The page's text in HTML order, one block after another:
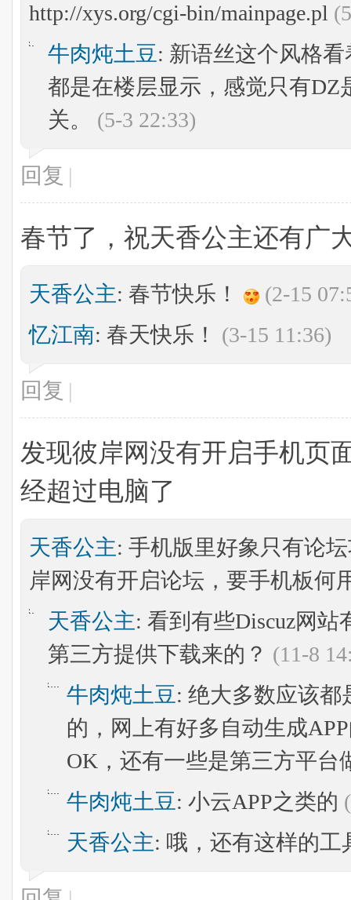
http://xys.org/cgi-bin/mainpage.pl
牛肉炖土豆: 新语丝这个风格
都是在楼层显示，感觉只有
关。 (5-3 22:33)
回复 |
春节了，祝天香公主还有广
天香公主: 春节快乐！
(2-15
忆江南: 春天快乐！ (3-15 11:36)
回复 |
发现彼岸网没有开启手机页
经超过电脑了
天香公主: 手机版里好象只有论
岸网没有开启论坛，要手机板何
天香公主: 看到有些Discuz网
第三方提供下载来的？ (11-8
牛肉炖土豆: 绝大多数应该都
的，网上有好多自动生成
OK，还有一些是第三方平台
牛肉炖土豆: 小云APP之类的
天香公主: 哦，还有这样的